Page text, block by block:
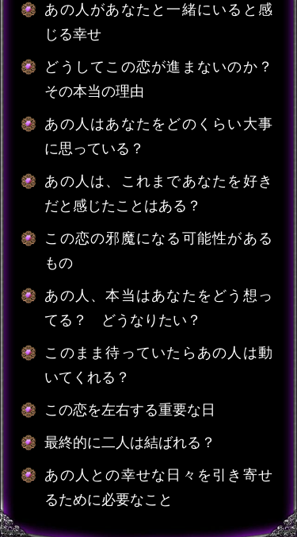
あの人があなたと一緒にいると感
じる幸せ
どうしてこの恋が進まないのか？
その本当の理由
あの人はあなたをどのくらい大事
に思っている？
あの人は、これまであなたを好き
だと感じたことはある？
この恋の邪魔になる可能性がある
もの
あの人、本当はあなたをどう想っ
てる？ どうなりたい？
このまま待っていたらあの人は動
いてくれる？
この恋を左右する重要な日
最終的に二人は結ばれる？
あの人との幸せな日々を引き寄せ
るために必要なこと